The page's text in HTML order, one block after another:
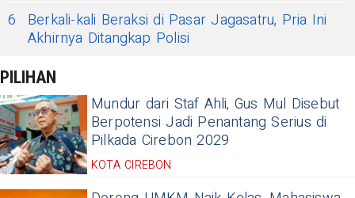
6
Berkali-kali Beraksi di Pasar Jagasatru, Pria Ini
Akhirnya Ditangkap Polisi
PILIHAN
Mundur dari Staf Ahli, Gus Mul Disebut
Berpotensi Jadi Penantang Serius di
Pilkada Cirebon 2029
KOTA CIREBON